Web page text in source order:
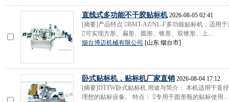
直线式多功能不干胶贴标机2026-08-05 02:41
[摘要]产品特点 BMT-AZ/NL-F多功能贴标机，适用
可实现方形、扁形、圆形、锥形、双锥形、上...
烟台博迈机械有限公司 [山东 烟台市]
卧式贴标机，贴标机厂家直销 2026-08-04 17:12
[摘要]DTTW卧式贴标机 用途与简介： 本机适用于直
理想的贴标设备。 特点： 专用于圆形瓶的贴标使用...